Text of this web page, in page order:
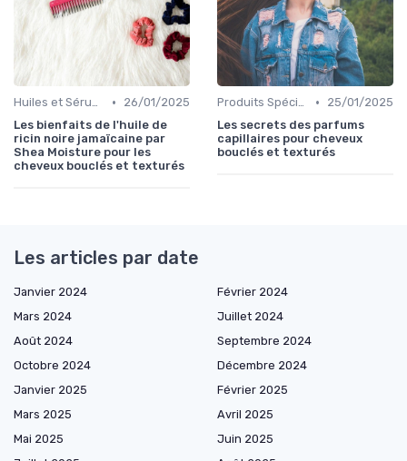
Huiles et Sérums •
26/01/2025
Les bienfaits de l'huile de
ricin noire jamaïcaine par
Shea Moisture pour les
cheveux bouclés et texturés
Produits Spécifiques (Anti-Frisottis, Hydratants) •
25/01/2025
Les secrets des parfums
capillaires pour cheveux
bouclés et texturés
Les articles par date
Janvier 2024
Février 2024
Mars 2024
Juillet 2024
Août 2024
Septembre 2024
Octobre 2024
Décembre 2024
Janvier 2025
Février 2025
Mars 2025
Avril 2025
Mai 2025
Juin 2025